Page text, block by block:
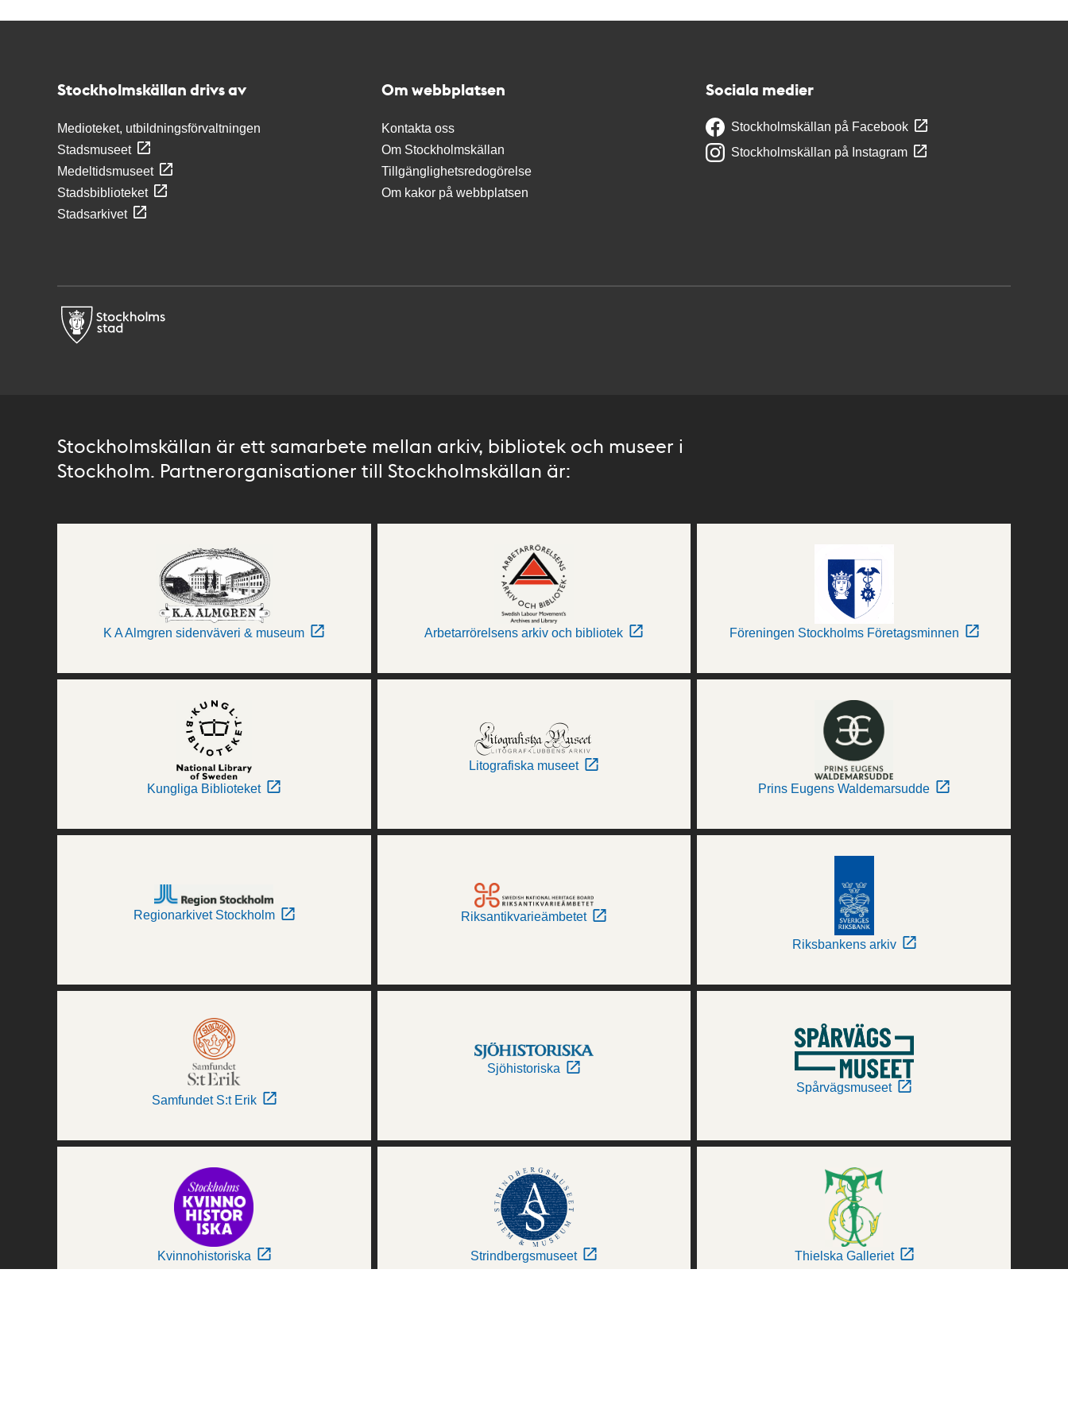
Stockholmskällan drivs av
Medioteket, utbildningsförvaltningen
Stadsmuseet
Medeltidsmuseet
Stadsbiblioteket
Stadsarkivet
Om webbplatsen
Kontakta oss
Om Stockholmskällan
Tillgänglighetsredogörelse
Om kakor på webbplatsen
Sociala medier
Stockholmskällan på Facebook
Stockholmskällan på Instagram
Stockholmskällan är ett samarbete mellan arkiv, bibliotek och museer i
Stockholm. Partnerorganisationer till Stockholmskällan är:
K A Almgren sidenväveri & museum Arbetarrörelsens arkiv och bibliotek Föreningen Stockholms Företagsminnen
Kungliga Biblioteket
Litografiska museet
Prins Eugens Waldemarsudde
Regionarkivet Stockholm Riksantikvarieämbetet
Riksbankens arkiv
Samfundet S:t Erik
Sjöhistoriska
Spårvägsmuseet
Kvinnohistoriska Strindbergsmuseet Thielska Galleriet